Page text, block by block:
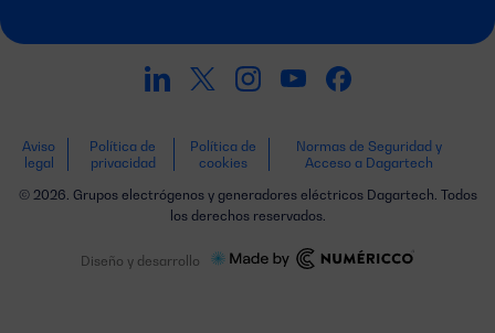
Aviso
legal
Política de
privacidad
Política de
cookies
Normas de Seguridad y
Acceso a Dagartech
© 2026. Grupos electrógenos y generadores eléctricos Dagartech. Todos
los derechos reservados.
Diseño y desarrollo